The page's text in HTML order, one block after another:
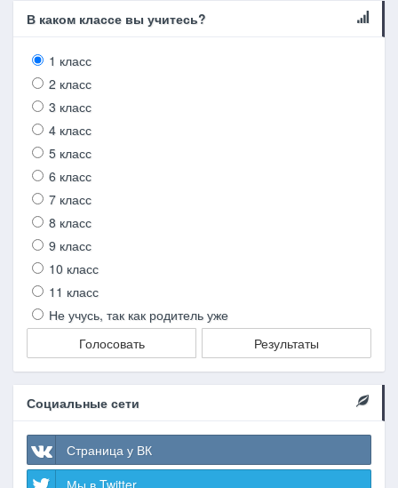
В каком классе вы учитесь?
1 класс
2 класс
3 класс
4 класс
5 класс
6 класс
7 класс
8 класс
9 класс
10 класс
11 класс
Не учусь, так как родитель уже
Голосовать
Результаты
Социальные сети
Страница у ВК
Мы в Twitter